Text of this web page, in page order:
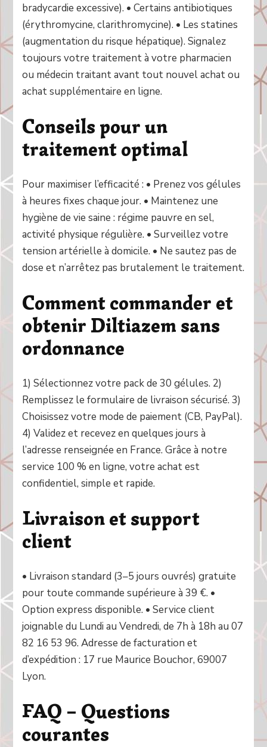
bradycardie excessive). • Certains antibiotiques
(érythromycine, clarithromycine). • Les statines
(augmentation du risque hépatique). Signalez
toujours votre traitement à votre pharmacien
ou médecin traitant avant tout nouvel achat ou
achat supplémentaire en ligne.
Conseils pour un
traitement optimal
Pour maximiser l’efficacité : • Prenez vos gélules
à heures fixes chaque jour. • Maintenez une
hygiène de vie saine : régime pauvre en sel,
activité physique régulière. • Surveillez votre
tension artérielle à domicile. • Ne sautez pas de
dose et n’arrêtez pas brutalement le traitement.
Comment commander et
obtenir Diltiazem sans
ordonnance
1) Sélectionnez votre pack de 30 gélules. 2)
Remplissez le formulaire de livraison sécurisé. 3)
Choisissez votre mode de paiement (CB, PayPal).
4) Validez et recevez en quelques jours à
l’adresse renseignée en France. Grâce à notre
service 100 % en ligne, votre achat est
confidentiel, simple et rapide.
Livraison et support
client
• Livraison standard (3–5 jours ouvrés) gratuite
pour toute commande supérieure à 39 €. •
Option express disponible. • Service client
joignable du Lundi au Vendredi, de 7h à 18h au 07
82 16 53 96. Adresse de facturation et
d’expédition : 17 rue Maurice Bouchor, 69007
Lyon.
FAQ – Questions
courantes